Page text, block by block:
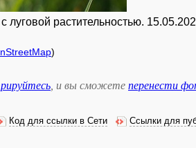
луговой растительностью.
)
, и вы сможете перенести
Код для ссылки в Сети Ссылки для